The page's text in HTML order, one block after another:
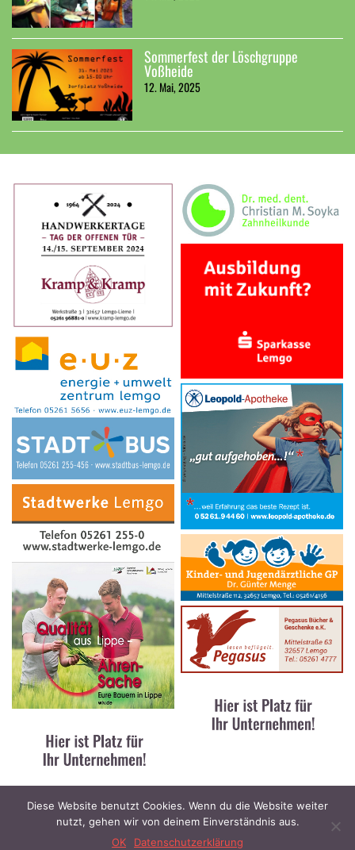
Sommerfest der Löschgruppe
Voßheide
12. Mai, 2025
Kontakt |Impressum|Datenschutz
© 2023 Lippe News / designed and developed byStratoflights
Diese Website benutzt Cookies. Wenn du die Website weiter
nutzt, gehen wir von deinem Einverständnis aus.
OK
Datenschutzerklärung